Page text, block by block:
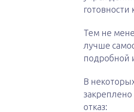
готовности
Тем не
лучше
подробной
В
отказ: